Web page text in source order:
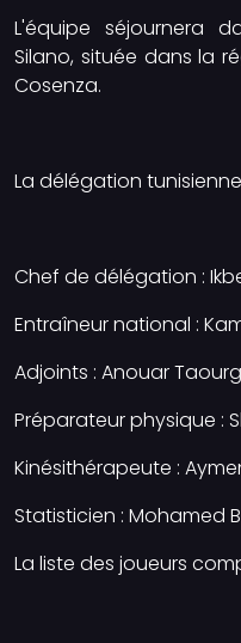
L'équipe séjournera
Silano, située dans la
Cosenza.
La délégation
Chef de délégation :
Entraîneur national :
Adjoints : Anouar
Préparateur physique :
Kinésithérapeute :
Statisticien : Mohamed
La liste des joueurs